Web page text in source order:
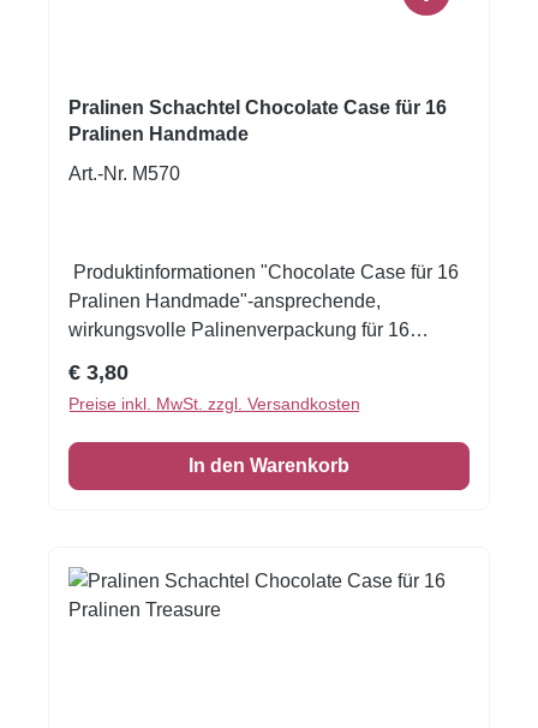
Pralinen Schachtel Chocolate Case für 16
Pralinen Handmade
Art.-Nr. M570
Produktinformationen "Chocolate Case für 16
Pralinen Handmade"-ansprechende,
wirkungsvolle Palinenverpackung für 16
AufdruckChocolate handmade- aus
hochwertigem Karton mit schwarzer
SortiereinlageMaße:
150x150x40mmVerpackungsmaße:15x15x4cm
Regulärer Preis:
€ 3,80
Preise inkl. MwSt. zzgl. Versandkosten
In den Warenkorb